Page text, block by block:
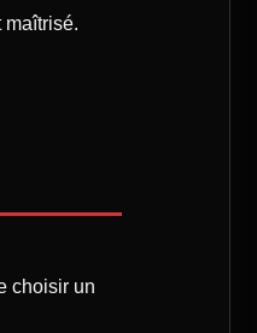
maîtrisé.
choisir un